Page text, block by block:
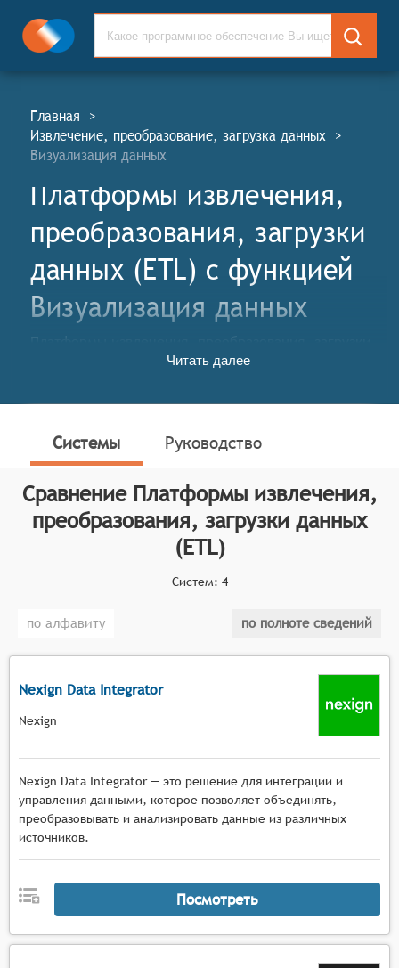
Главная >
Извлечение, преобразование, загрузка данных
>
Визуализация данных
Платформы извлечения,
преобразования, загрузки
данных (ETL) c функцией
Визуализация данных
данных (ИПЗ, англ. Extract, Transform, Load, ETL)
облегчения процесса автоматизированного
загрузки данных, и преодоления смежных проблем
управления данными
Классификатор программных продуктов Соваре
определяет конкретные функциональные критерии
для систем. Чтобы претендовать на включение в
класс программного обеспечения ИПЗ (ETL),
программный продукт должен:
Решать задачи извлечения, преобразования и
качества или визуализации,
Читать далее
Системы Руководство
Сравнение Платформы извлечения,
преобразования, загрузки данных
(ETL)
Систем: 4
по алфавиту по полноте сведений
Nexign Data Integrator
Nexign
Nexign Data Integrator — это решение для интеграции и
управления данными, которое позволяет объединять,
преобразовывать и анализировать данные из различных
источников.
Посмотреть